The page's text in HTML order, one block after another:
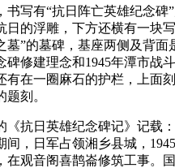
书写有“抗日阵亡英雄纪念碑
日的浮雕，下方还横有一块
墓”的墓碑，基座两侧及背面
碑修建理念和1945年潭市战
有在一圈麻石的护栏，上面
刻。
《抗日英雄纪念碑记》记载：
间，日军占领湘乡县城，
在观音阁喜鹊崙修筑工事。